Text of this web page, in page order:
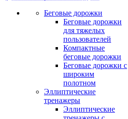
Беговые дорожки
Беговые дорожки
для тяжелых
пользователей
Компактные
беговые дорожки
Беговые дорожки с
широким
полотном
Эллиптические
тренажеры
Эллиптические